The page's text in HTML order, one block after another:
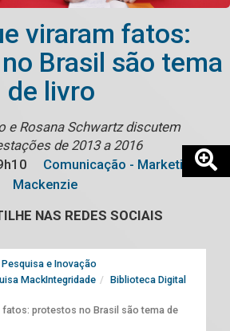
viraram fatos:
Brasil são tema
de livro
e Rosana Schwartz discutem
de 2013 a 2016
Comunicação - Marketing
Mackenzie
NAS REDES SOCIAIS
Pesquisa e Inovação
MackIntegridade
Biblioteca Digital
fatos: protestos no Brasil são tema de